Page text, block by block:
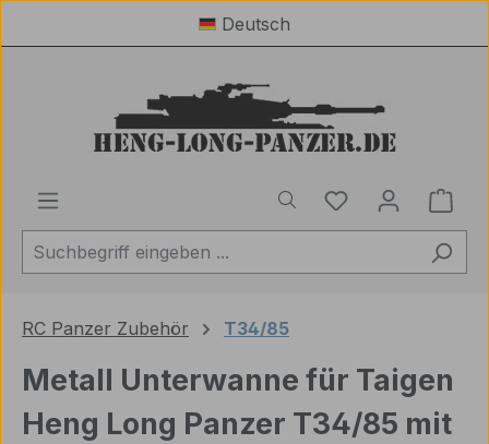
Zum Hauptinhalt springenDeutsch
Du hast 0
RC Panzer Zubehör T34/85
Metall Unterwanne für Taigen
Heng Long Panzer T34/85 mit